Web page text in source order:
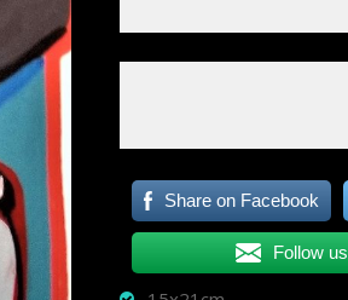
Share on Facebook
Follow us